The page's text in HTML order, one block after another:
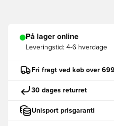
På lager online
Leveringstid: 4-6 hverdage
Fri fragt ved køb over
30 dages returret
Unisport prisgaranti